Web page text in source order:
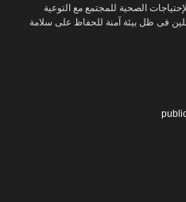
الصحية للمجتمع مع التوعية
فى ظل بيئة آمنة للحفاظ على سلامة